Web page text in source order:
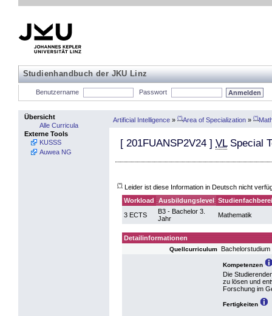
Studienhandbuch der JKU Linz
Benutzername Passwort
Übersicht
Alle Curricula
Externe Tools
KUSSS
Auwea NG
Artificial Intelligence » (*)Area of Specialization » (*)
[ 201FUANSP2V24 ] VLSpecial
(*) Leider ist diese Information in Deutsch nicht
Workload
Ausbildungslevel
3 ECTS
B3 - Bachelor 3.
Jahr
Mathematik
Detailinformationen
Quellcurriculum
Kompetenzen
Die
zu lösen und
Forschung im
Fertigkeiten